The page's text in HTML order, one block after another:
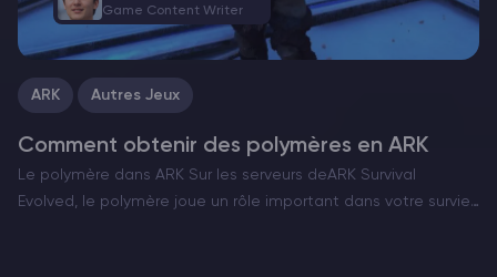
ARK Autres Jeux
Comment obtenir des polymères en ARK
Le polymère dans ARK Sur les serveurs deARK Survival
Evolved, le polymère joue un rôle important dans votre survie
Game Content Writer